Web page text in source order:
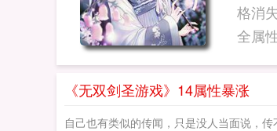
格消
全属性
《无双剑圣游戏》14属性暴涨
自己也有类似的传闻，只是没人当面说，